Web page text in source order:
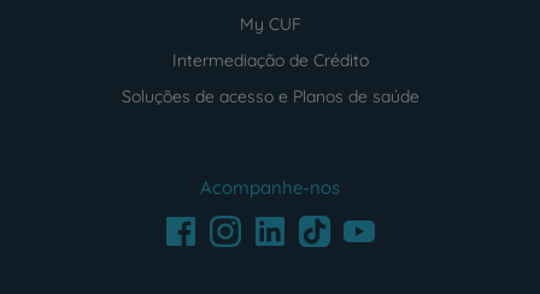
My CUF
Intermediação de Crédito
Soluções de acesso e Planos de saúde
Acompanhe-nos
FacebookInstagramLinkedInTikTokYoutube